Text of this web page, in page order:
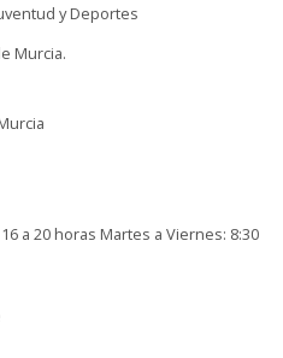
y Deportes
Murcia.
a 20 horas Martes a Viernes: 8:30